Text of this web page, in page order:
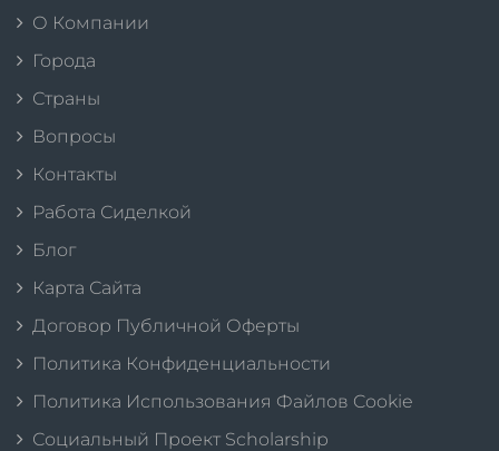
О Компании
Города
Страны
Вопросы
Контакты
Работа Сиделкой
Блог
Карта Сайта
Договор Публичной Оферты
Политика Конфиденциальности
Политика Использования Файлов Cookie
Социальный Проект Scholarship